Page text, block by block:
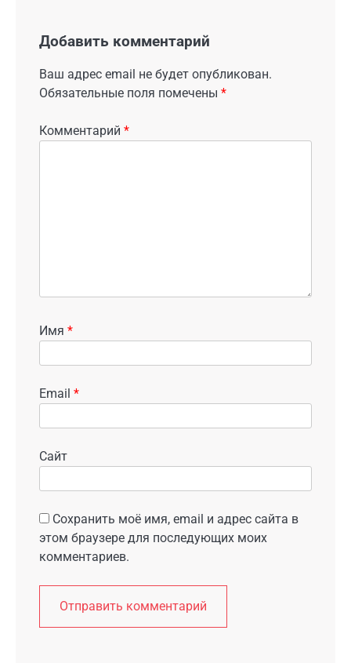
Добавить комментарий
Ваш адрес email не будет опубликован.
Обязательные поля помечены *
Комментарий *
Имя *
Email *
Сайт
Сохранить моё имя, email и адрес сайта в
этом браузере для последующих моих
комментариев.